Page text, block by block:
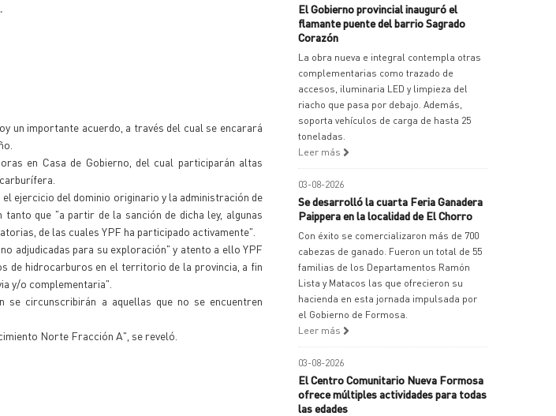
un importante acuerdo, a través del cual se encarará
en Casa de Gobierno, del cual participarán altas
ejercicio del dominio originario y la administración de
que "a partir de la sanción de dicha ley, algunas
de las cuales YPF ha participado activamente".
adjudicadas para su exploración" y atento a ello YPF
de hidrocarburos en el territorio de la provincia, a fin
y/o complementaria".
circunscribirán a aquellas que no se encuentren
Norte Fracción A", se reveló.
El Gobierno provincial inauguró el
flamante puente del barrio Sagrado
Corazón
La obra nueva e integral contempla otras
complementarias como trazado de
accesos, iluminaria LED y limpieza del
riacho que pasa por debajo. Además,
soporta vehículos de carga de hasta 25
toneladas.
Leer más
03-08-2026
Se desarrolló la cuarta Feria Ganadera
Paippera en la localidad de El Chorro
Con éxito se comercializaron más de 700
cabezas de ganado. Fueron un total de 55
familias de los Departamentos Ramón
Lista y Matacos las que ofrecieron su
hacienda en esta jornada impulsada por
el Gobierno de Formosa.
Leer más
03-08-2026
El Centro Comunitario Nueva Formosa
ofrece múltiples actividades para todas
las edades